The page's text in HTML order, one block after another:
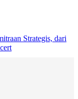
Strategis, dari